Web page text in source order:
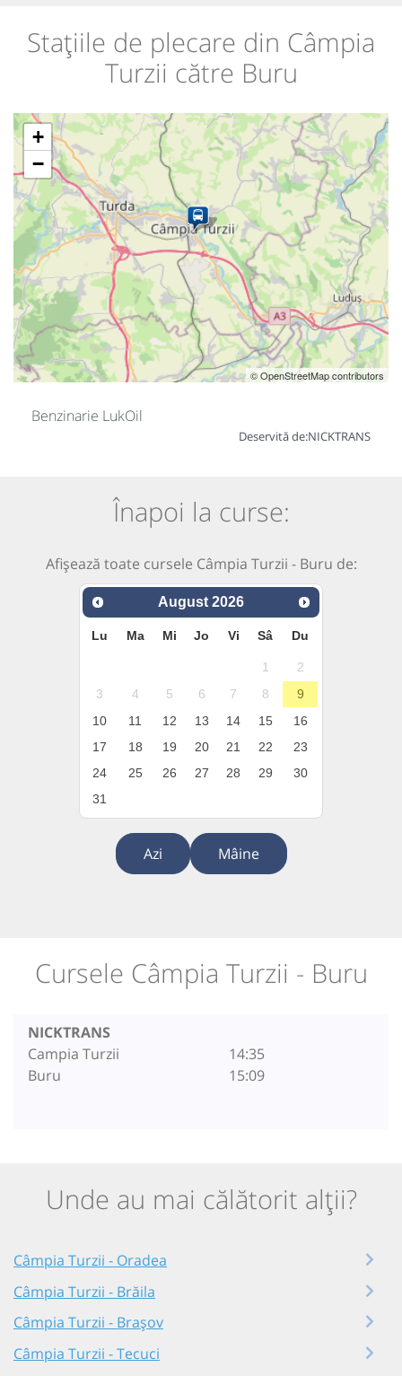
Stațiile de plecare din Câmpia
Turzii către Buru
+
−
© OpenStreetMap contributors
Benzinarie LukOil
Deservită de:NICKTRANS
Înapoi la curse:
Afișează toate cursele Câmpia Turzii - Buru de:
August 2026
Lu Ma Mi Jo Vi Sâ Du
1
2
3
4 5 6 7 8
9
10
11 12 13 14 15
16
17
18 19 20 21 22
23
24
25 26 27 28 29
30
31
Azi Mâine
Cursele Câmpia Turzii - Buru
NICKTRANS
Campia Turzii
Buru
14:35
15:09
Unde au mai călătorit alții?
Câmpia Turzii - Oradea
Câmpia Turzii - Brăila
Câmpia Turzii - Brașov
Câmpia Turzii - Tecuci